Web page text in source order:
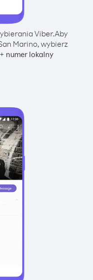
Viber.Aby
Marino, wybierz
+ numer lokalny